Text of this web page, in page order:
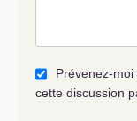
Prévenez-
cette discussion